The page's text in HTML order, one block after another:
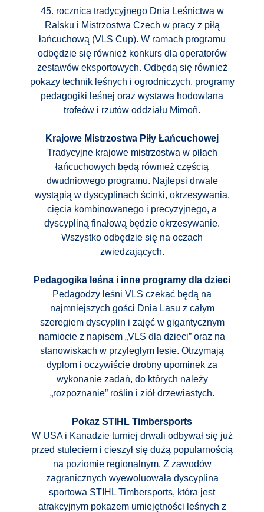
45. rocznica tradycyjnego Dnia Leśnictwa w
Ralsku i Mistrzostwa Czech w pracy z piłą
łańcuchową (VLS Cup). W ramach programu
odbędzie się również konkurs dla operatorów
zestawów eksportowych. Odbędą się również
pokazy technik leśnych i ogrodniczych, programy
pedagogiki leśnej oraz wystawa hodowlana
trofeów i rzutów oddziału Mimoň.
Krajowe Mistrzostwa Piły Łańcuchowej
Tradycyjne krajowe mistrzostwa w piłach
łańcuchowych będą również częścią
dwudniowego programu. Najlepsi drwale
wystąpią w dyscyplinach ścinki, okrzesywania,
cięcia kombinowanego i precyzyjnego, a
dyscypliną finałową będzie okrzesywanie.
Wszystko odbędzie się na oczach
zwiedzających.
Pedagogika leśna i inne programy dla dzieci
Pedagodzy leśni VLS czekać będą na
najmniejszych gości Dnia Lasu z całym
szeregiem dyscyplin i zajęć w gigantycznym
namiocie z napisem „VLS dla dzieci” oraz na
stanowiskach w przyległym lesie. Otrzymają
dyplom i oczywiście drobny upominek za
wykonanie zadań, do których należy
„rozpoznanie” roślin i ziół drzewiastych.
Pokaz STIHL Timbersports
W USA i Kanadzie turniej drwali odbywał się już
przed stuleciem i cieszył się dużą popularnością
na poziomie regionalnym. Z zawodów
zagranicznych wyewoluowała dyscyplina
sportowa STIHL Timbersports, która jest
atrakcyjnym pokazem umiejętności leśnych z